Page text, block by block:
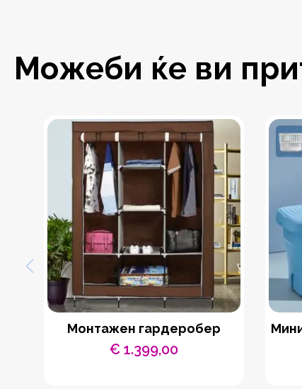
Можеби ќе ви
Монтажен гардеробер
€1.399,00